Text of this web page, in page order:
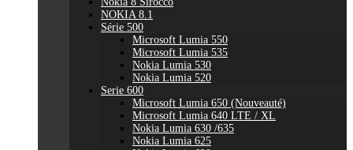
NOKIA 8.1
Série 500
Microsoft Lumia 550
Microsoft Lumia 535
Nokia Lumia 530
Nokia Lumia 520
Serie 600
Microsoft Lumia 650 (Nouveauté)
Microsoft Lumia 640 LTE / XL
Nokia Lumia 630 /635
Nokia Lumia 625